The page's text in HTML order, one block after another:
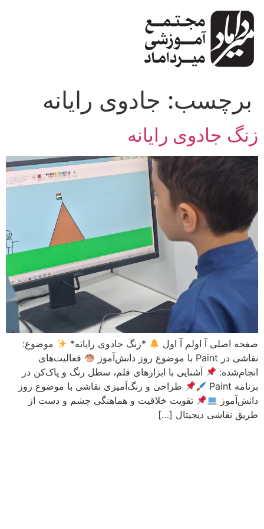
محتوا
برچسب: جادوی رایانه
زنگ جادوی رایانه
صفحه اصلی آ اولم آ اول *زنگ جادوی رایانه*
موضوع:
نقاشی در Paint با موضوع روز دانش‌آموز
فعالیت‌های
انجام‌شده:
آشنایی با ابزارهای قلم، سطل رنگ و پاک‌کن در
برنامه Paint
طراحی و رنگ‌آمیزی نقاشی با موضوع روز
دانش‌آموز
تقویت خلاقیت و هماهنگی چشم و دست از
طریق نقاشی دیجیتال […]